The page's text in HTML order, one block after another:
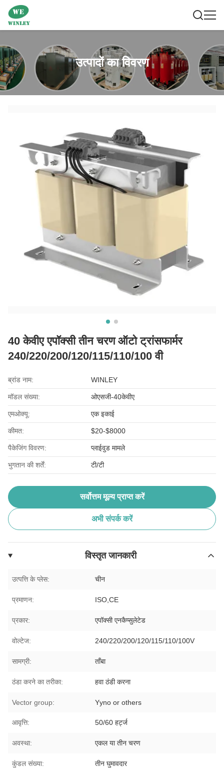
उत्पादों का विवरण
40 केवीए एपॉक्सी तीन चरण ऑटो ट्रांसफार्मर
240/220/200/120/115/110/100 वी
ब्रांड नाम: WINLEY
मॉडल संख्या: ओएसजी-40केवीए
एमओक्यू: एक इकाई
कीमत: $20-$8000
पैकेजिंग विवरण: प्लाईवुड मामले
भुगतान की शर्तें: टी/टी
सर्वोत्तम मूल्य प्राप्त करें
अभी संपर्क करें
विस्तृत जानकारी
उत्पत्ति के प्लेस: चीन
प्रमाणन: ISO,CE
प्रकार: एपॉक्सी एनकैप्सुलेटेड
वोल्टेज: 240/220/200/120/115/110/100V
सामग्री: ताँबा
ठंडा करने का तरीका: हवा ठंडी करना
Vector group: Yyno or others
आवृत्ति: 50/60 हर्ट्ज
अवस्था: एकल या तीन चरण
कुंडल संख्या: तीन घुमावदार